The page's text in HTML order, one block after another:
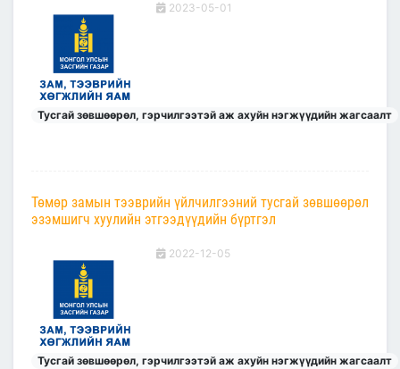
2023-05-01
Тусгай зөвшөөрөл, гэрчилгээтэй аж ахуйн нэгжүүдийн жагсаалт
Төмөр замын тээврийн үйлчилгээний тусгай зөвшөөрөл
эзэмшигч хуулийн этгээдүүдийн бүртгэл
2022-12-05
Тусгай зөвшөөрөл, гэрчилгээтэй аж ахуйн нэгжүүдийн жагсаалт